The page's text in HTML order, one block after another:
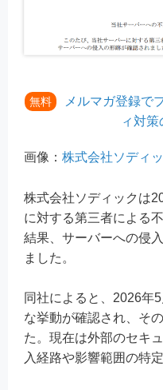
無料
メルマガ登録で
ィ対策
画像： 株式会社ソディ
株式会社ソディックは
に対する第三者による
結果、サーバーへの侵
ました。
同社によると、2026年
な挙動が確認され、そ
た。現在は外部のセキ
入経路や影響範囲の特